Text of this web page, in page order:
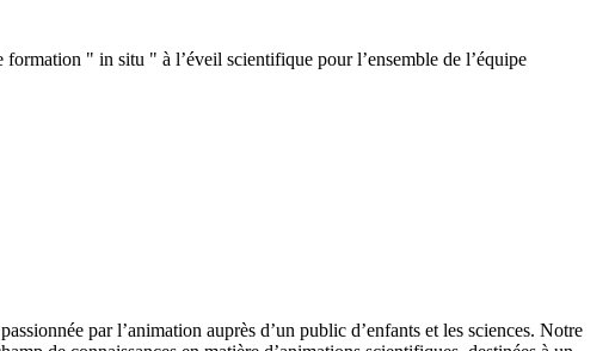
" in situ " à l’éveil scientifique pour l’ensemble de l’équipe
par l’animation auprès d’un public d’enfants et les sciences. Notre